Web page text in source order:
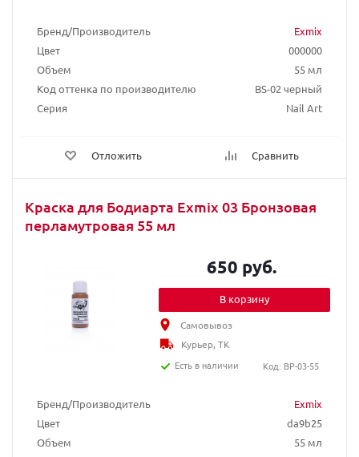
Бренд/Производитель
Exmix
Цвет
000000
Объем
55 мл
Код оттенка по производителю
BS-02 черный
Серия
Nail Art
Отложить Сравнить
Краска для Бодиарта Exmix 03 Бронзовая
перламутровая 55 мл
Бренд/Производитель
Exmix
Цвет
da9b25
Объем
55 мл
650 руб.
В корзину
Самовывоз
Курьер, ТК
Есть в наличии
Код: BP-03-55